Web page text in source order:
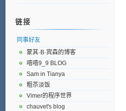
链接
同事好友
蒙其·B·宾森的博客
嘻嘻9_9 BLOG
Sam in Tianya
粗苶淡饭
Vimer的程序世界
chauvet's blog